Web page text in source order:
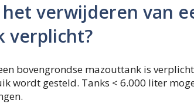
verwijderen van
verplicht?
bovengrondse mazouttank is
wordt gesteld. Tanks < 6.000 liter